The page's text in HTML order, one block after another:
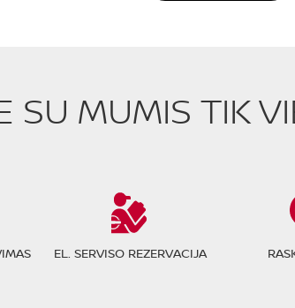
SU MUMIS TIK
EL. SERVISO REZERVACIJA